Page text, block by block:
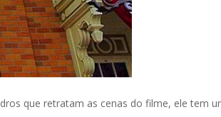
que retratam as cenas do filme, ele tem